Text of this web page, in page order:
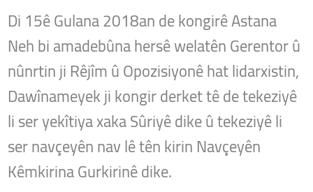
Di 15ê Gulana 2018an de kongirê Astana
Neh bi amadebûna hersê welatên Gerentor û
nûnrtin ji Rêjîm û Opozisiyonê hat lidarxistin,
Dawînameyek ji kongir derket tê de tekeziyê
li ser yekîtiya xaka Sûriyê dike û tekeziyê li
ser navçeyên nav lê tên kirin Navçeyên
Kêmkirina Gurkirinê dike.